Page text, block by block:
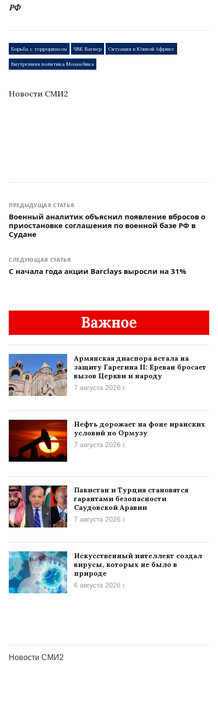
РФ
Борьба с терроризмом ЧВК Вагнер Ситуация в Южной Африке
Внутренняя политика Мозамбика
Новости СМИ2
ПРЕДЫДУЩАЯ СТАТЬЯ
Военный аналитик объяснил появление вбросов о
приостановке соглашения по военной базе РФ в
Судане
СЛЕДУЮЩАЯ СТАТЬЯ
C начала года акции Barclays выросли на 31%
Важное
Армянская диаспора встала на
защиту Гарегина II: Ереван бросает
вызов Церкви и народу
7 августа 2026 г.
Нефть дорожает на фоне иранских
условий по Ормузу
7 августа 2026 г.
Пакистан и Турция становятся
гарантами безопасности
Саудовской Аравии
7 августа 2026 г.
Искусственный интеллект создал
вирусы, которых не было в
природе
6 августа 2026 г.